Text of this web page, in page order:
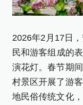
2026年2月17日
民和游客组成的
演花灯。春节期
村景区开展了游
地民俗传统文化